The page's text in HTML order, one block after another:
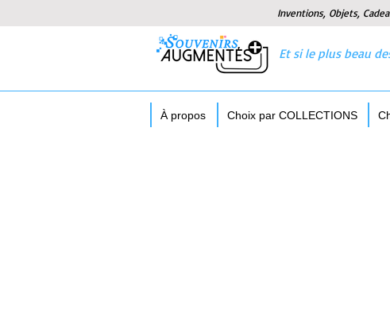
Inventions, Objets,
Et si le plus beau
À propos Choix par COLLECTIONS